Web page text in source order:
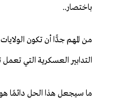
باختصار..
من المهم جدًّا أن تكون
التدابير العسكرية التي
ما سيجعل هذا الحل دائمًا هو